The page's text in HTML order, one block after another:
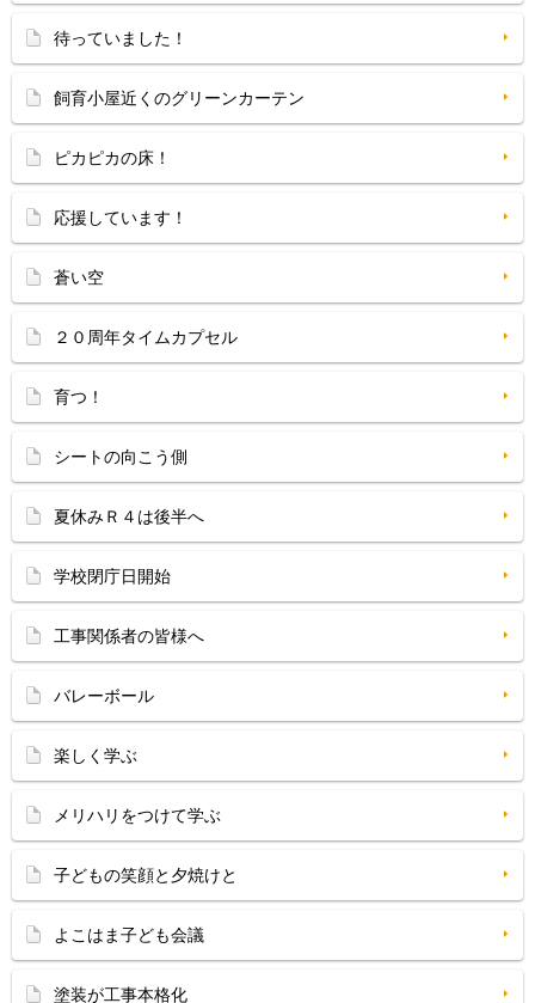
待っていました！
飼育小屋近くのグリーンカーテン
ピカピカの床！
応援しています！
蒼い空
２０周年タイムカプセル
育つ！
シートの向こう側
夏休みＲ４は後半へ
学校閉庁日開始
工事関係者の皆様へ
バレーボール
楽しく学ぶ
メリハリをつけて学ぶ
子どもの笑顔と夕焼けと
よこはま子ども会議
塗装が工事本格化